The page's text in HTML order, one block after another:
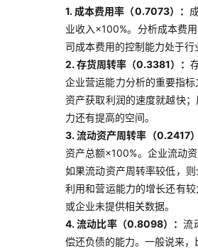
1. 成本费用率（0.7073）：
业收入×100%。分析成本费
司成本费用的控制能力处于行
2. 存货周转率（0.3381）：
企业营运能力分析的重要指
资产获取利润的速度就越快
力还有提高的空间。
3. 流动资产周转率（0.2417）
资产总额×100%。企业流动
如果流动资产周转率较低，
利用和营运能力的增长还有
或企业未提供相关数据。
4. 流动比率（0.8098）：流
偿还负债的能力。一般说来